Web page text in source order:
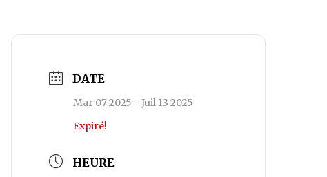
DATE
Mar 07 2025 - Juil 13 2025
Expiré!
HEURE